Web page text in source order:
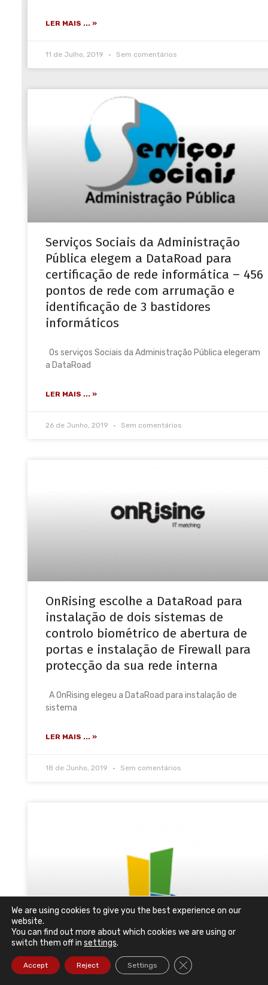
LER MAIS ... »
11 de Julho, 2019 Sem comentários
Serviços Sociais da Administração
Pública elegem a DataRoad para
certificação de rede informática – 456
pontos de rede com arrumação e
identificação de 3 bastidores
informáticos
Os serviços Sociais da Administração Pública elegeram
a DataRoad
LER MAIS ... »
26 de Junho, 2019 Sem comentários
OnRising escolhe a DataRoad para
instalação de dois sistemas de
controlo biométrico de abertura de
portas e instalação de Firewall para
protecção da sua rede interna
A OnRising elegeu a DataRoad para instalação de
sistema
LER MAIS ... »
18 de Junho, 2019 Sem comentários
We are using cookies to give you the best experience on our
website.
You can find out more about which cookies we are using or
switch them off in settings.
Accept Reject Settings Close GDPR Cookie